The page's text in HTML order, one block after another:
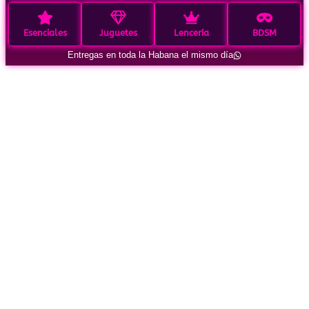
Esenciales Juguetes Lencería BDSM
Entregas en toda la Habana el mismo día